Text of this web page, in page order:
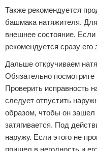
Также рекомендуется
башмака натяжителя.
внешнее состояние.
рекомендуется сразу
Дальше откручиваем
Обязательно посмотрите
Проверить исправность
следует отпустить
образом, чтобы он зашел
затягивается. Под
наружу. Если этого не
пришел в негодность и